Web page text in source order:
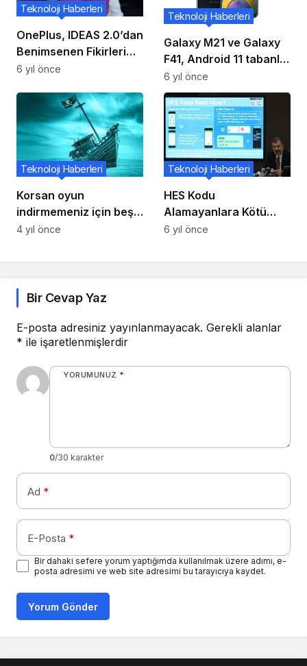
OnePlus, IDEAS 2.0’dan
Benimsenen Fikirleri
Listeler: FPS Sayacı,
Mod ve Daha Fazlası
Teknoloji Haberleri
6 yıl önce
Galaxy M21 ve Galaxy
F41, Android 11 tabanlı
One UI Core 3.0
güncellemesine sahip
Teknoloji Haberleri
6 yıl önce
Korsan oyun
indirmemeniz için beş
neden
Teknoloji Haberleri
4 yıl önce
HES Kodu
Alamayanlara Kötü
Haberler Var
Teknoloji Haberleri
6 yıl önce
Bir Cevap Yaz
E-posta adresiniz yayınlanmayacak. Gerekli alanlar
* ile işaretlenmişlerdir
YORUMUNUZ *
0/30 karakter
Ad *
E-Posta *
Bir dahaki sefere yorum yaptığımda kullanılmak üzere adımı, e-
posta adresimi ve web site adresimi bu tarayıcıya kaydet.
Yorum Gönder